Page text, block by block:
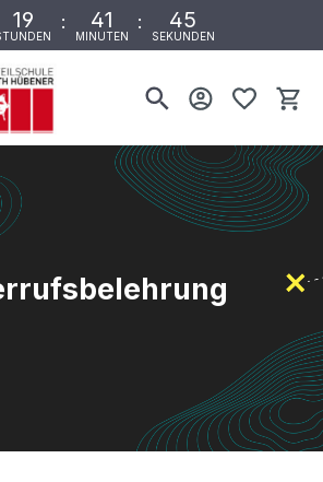
19 : 41
MINUTEN
: 44
SEKUNDEN